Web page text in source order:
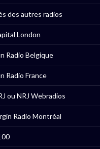
des autres radios
London
Radio Belgique
Radio France
ou NRJ Webradios
Radio Montréal